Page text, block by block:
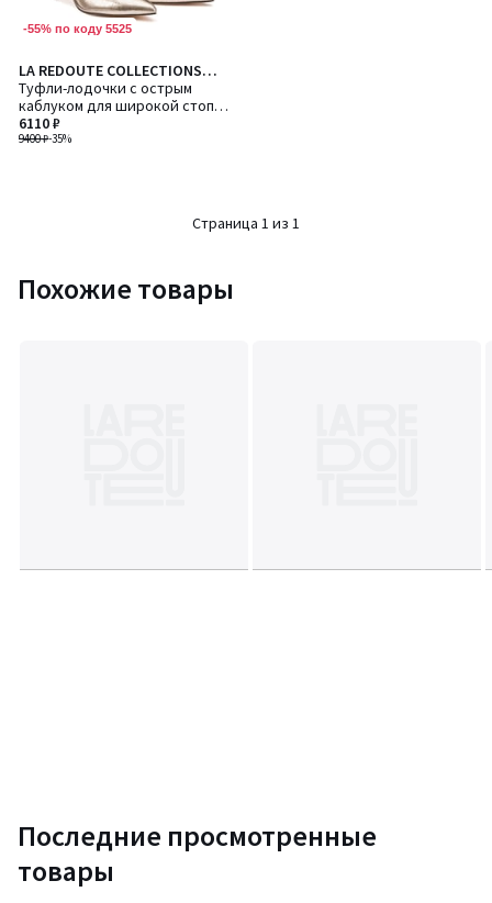
-55% по коду 5525
LA REDOUTE COLLECTIONS
PLUS
Туфли-лодочки с острым
каблуком для широкой стопы,
размер 38-45
9400 ₽-35%
6110 ₽
Страница 1 из 1
Похожие товары
Последние просмотренные
товары